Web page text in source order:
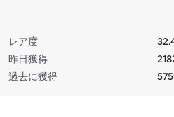
レア度
昨日獲得
過去に獲得